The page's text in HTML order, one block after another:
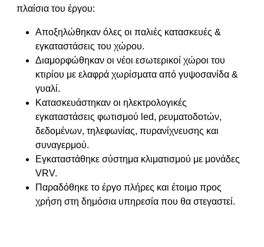
πλαίσια του έργου:
Αποξηλώθηκαν όλες οι παλιές κατασκευές &
εγκαταστάσεις του χώρου.
Διαμορφώθηκαν οι νέοι εσωτερικοί χώροι του
κτιρίου με ελαφρά χωρίσματα από γυψοσανίδα &
γυαλί.
Κατασκευάστηκαν οι ηλεκτρολογικές
εγκαταστάσεις φωτισμού led, ρευματοδοτών,
δεδομένων, τηλεφωνίας, πυρανίχνευσης και
συναγερμού.
Εγκαταστάθηκε σύστημα κλιματισμού με μονάδες
VRV.
Παραδόθηκε το έργο πλήρες και έτοιμο προς
χρήση στη δημόσια υπηρεσία που θα στεγαστεί.